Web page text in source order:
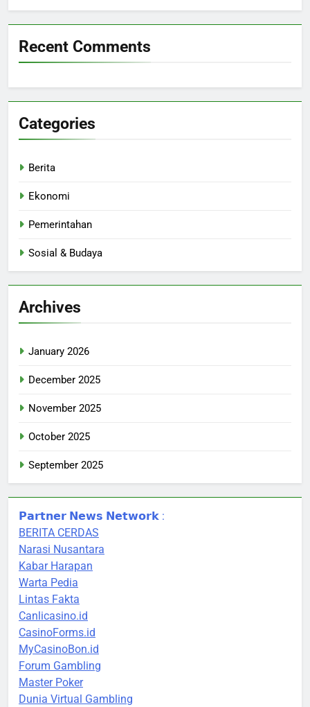
Recent Comments
Categories
Berita
Ekonomi
Pemerintahan
Sosial & Budaya
Archives
January 2026
December 2025
November 2025
October 2025
September 2025
𝗣𝗮𝗿𝘁𝗻𝗲𝗿 𝗡𝗲𝘄𝘀 𝗡𝗲𝘁𝘄𝗼𝗿𝗸 :
BERITA CERDAS
Narasi Nusantara
Kabar Harapan
Warta Pedia
Lintas Fakta
Canlicasino.id
CasinoForms.id
MyCasinoBon.id
Forum Gambling
Master Poker
Dunia Virtual Gambling